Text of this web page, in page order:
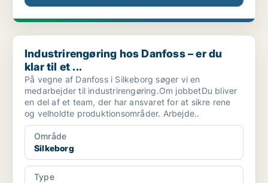
Industrirengøring hos Danfoss – er du klar til et ...
Industrirengøring hos Danfoss – er du
klar til et ...
På vegne af Danfoss i Silkeborg søger vi en
medarbejder til industrirengøring.Om jobbetDu bliver
en del af et team, der har ansvaret for at sikre rene
og velholdte produktionsområder. Arbejde..
Område
Silkeborg
Type